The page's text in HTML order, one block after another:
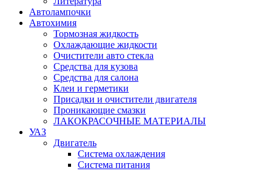
Автолампочки
Автохимия
Тормозная жидкость
Охлаждающие жидкости
Очистители авто стекла
Средства для кузова
Средства для салона
Клеи и герметики
Присадки и очистители двигателя
Проникающие смазки
ЛАКОКРАСОЧНЫЕ МАТЕРИАЛЫ
УАЗ
Двигатель
Система охлаждения
Система питания